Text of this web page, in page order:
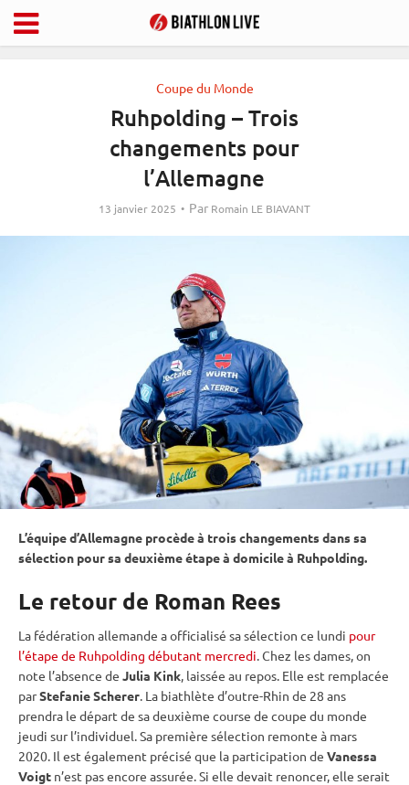
Coupe du Monde
Ruhpolding – Trois
changements pour
l’Allemagne
13 janvier 2025 Par Romain LE BIAVANT
L’équipe d’Allemagne procède à trois changements dans sa
sélection pour sa deuxième étape à domicile à Ruhpolding.
Le retour de Roman Rees
La fédération allemande a officialisé sa sélection ce lundi pour
l’étape de Ruhpolding débutant mercredi. Chez les dames, on
note l’absence de Julia Kink, laissée au repos. Elle est remplacée
parStefanie Scherer. La biathlète d’outre-Rhin de 28 ans
prendra le départ de sa deuxième course de coupe du monde
jeudi sur l’individuel. Sa première sélection remonte à mars
2020. Il est également précisé que la participation de Vanessa
Voigt n’est pas encore assurée. Si elle devait renoncer, elle serait